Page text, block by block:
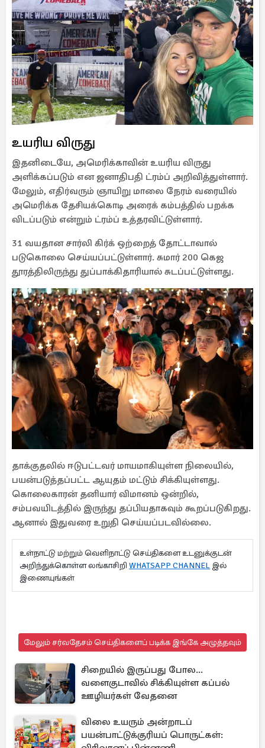
உயரிய விருது
இதனிடையே, அமெரிக்காவின் உயரிய விருது
அளிக்கப்படும் என ஜனாதிபதி ட்ரம்ப் அறிவித்துள்ளார்.
மேலும், எதிர்வரும் ஞாயிறு மாலை நேரம் வரையில்
அமெரிக்க தேசியக்கொடி அரைக் கம்பத்தில் பறக்க
விடப்படும் என்றும் ட்ரம்ப் உத்தரவிட்டுள்ளார்.
31 வயதான சார்லி கிர்க் ஒற்றைத் தோட்டாவால்
படுகொலை செய்யப்பட்டுள்ளார். சுமார் 200 கெஜ
தூரத்திலிருந்து துப்பாக்கிதாரியால் சுடப்பட்டுள்ளது.
தாக்குதலில் ஈடுபட்டவர் மாயமாகியுள்ள நிலையில்,
பயன்படுத்தப்பட்ட ஆயுதம் மட்டும் சிக்கியுள்ளது.
கொலைகாரன் தனியார் விமானம் ஒன்றில்,
சம்பவயிடத்தில் இருந்து தப்பியதாகவும் கூறப்படுகிறது.
ஆனால் இதுவரை உறுதி செய்யப்படவில்லை.
உள்நாட்டு மற்றும் வெளிநாட்டு செய்திகளை உடனுக்குடன்
அறிந்துக்கொள்ள லங்காசிறி WHATSAPP CHANNEL இல்
இணையுங்கள்
மேலும் சர்வதேசம் செய்திகளைப் படிக்க இங்கே அழுத்தவும்
சிறையில் இருப்பது போல...
வளைகுடாவில் சிக்கியுள்ள கப்பல்
ஊழியர்கள் வேதனை
விலை உயரும் அன்றாடப்
பயன்பாட்டுக்குரியப் பொருட்கள்: